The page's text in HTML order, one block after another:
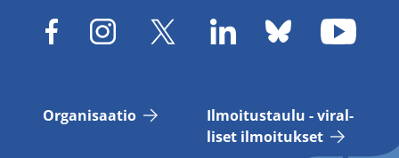
Or­ga­ni­saa­tio
Il­moi­tus­tau­lu - vi­ral­
li­set il­moi­tuk­set